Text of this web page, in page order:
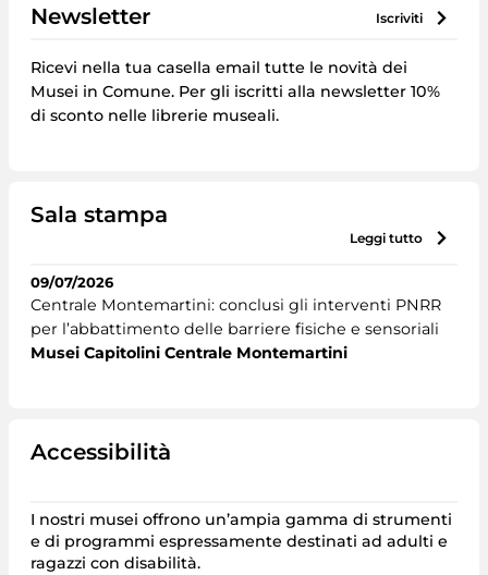
Newsletter iscriviti
Ricevi nella tua casella email tutte le novità dei
Musei in Comune. Per gli iscritti alla newsletter 10%
di sconto nelle librerie museali.
Sala stampa
leggi tutto
09/07/2026
Centrale Montemartini: conclusi gli interventi PNRR
per l’abbattimento delle barriere fisiche e sensoriali
Musei Capitolini Centrale Montemartini
Accessibilità
I nostri musei offrono un’ampia gamma di strumenti
e di programmi espressamente destinati ad adulti e
ragazzi con disabilità.